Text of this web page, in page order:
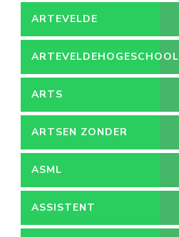
ARTEVELDE
ARTEVELDEHOGESCHOOL
ARTS
ARTSEN ZONDER
GRENZEN
ASML
ASSISTENT